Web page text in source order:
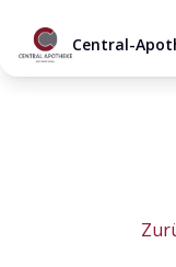
Central-